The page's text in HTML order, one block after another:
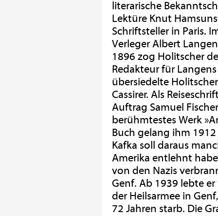
literarische
Lektüre Knut
Schriftsteller in Paris.
Verleger Albert
1896 zog Holitscher
Redakteur für
übersiedelte
Cassirer. Als
Auftrag Samuel
berühmtestes Werk
Buch gelang ihm
Kafka soll daraus
Amerika entlehnt
von den Nazis
Genf. Ab 1939 lebte
der Heilsarmee in
72 Jahren starb. Die